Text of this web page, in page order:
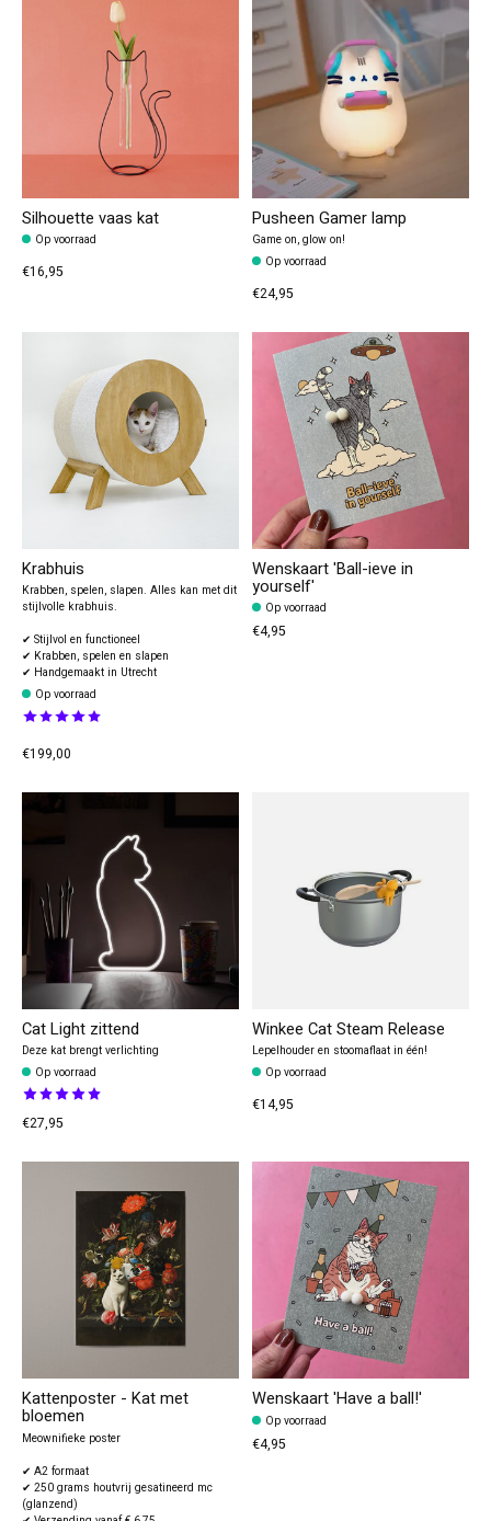
Silhouette vaas kat
Op voorraad
€16,95
Pusheen Gamer lamp
Game on, glow on!
Op voorraad
€24,95
Krabhuis
Krabben, spelen, slapen. Alles kan met dit
stijlvolle krabhuis.
✔ Stijlvol en functioneel
✔ Krabben, spelen en slapen
✔ Handgemaakt in Utrecht
Op voorraad
The rating of this product is
€199,00
Wenskaart 'Ball-ieve in
yourself'
Op voorraad
€4,95
Cat Light zittend
Deze kat brengt verlichting
Op voorraad
The rating of this product is out of 5
€27,95
Winkee Cat Steam Release
Lepelhouder en stoomaflaat in één!
Op voorraad
€14,95
Kattenposter - Kat met
bloemen
Meownifieke poster
✔ A2 formaat
✔ 250 grams houtvrij gesatineerd mc
(glanzend)
Wenskaart 'Have a ball!'
Op voorraad
€4,95